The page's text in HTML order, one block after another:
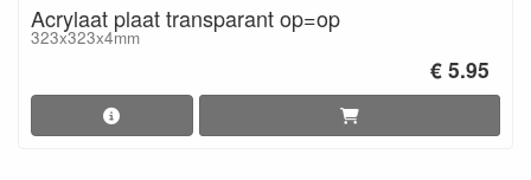
Acrylaat plaat transparant op=op
323x323x4mm
€ 5.95